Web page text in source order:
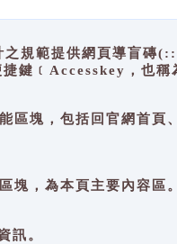
之規範提供網頁導盲磚
﹝Accesskey，也稱
，包括回官網首頁、
，為本頁主要內容區。
。